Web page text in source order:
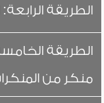
الطريقة
الطريقة
منكر من